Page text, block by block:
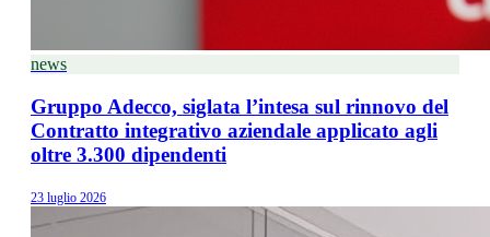
news
Gruppo Adecco, siglata l’intesa sul rinnovo del
Contratto integrativo aziendale applicato agli
oltre 3.300 dipendenti
23 luglio 2026